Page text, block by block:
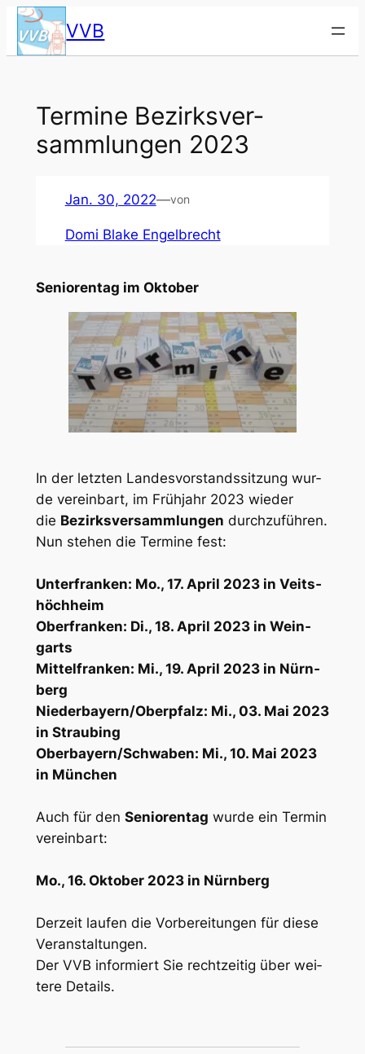
Zum
Inhalt
springen
VVB
Ter­mi­ne Bezirks­ver­
samm­lun­gen 2023
Jan. 30, 2022—von
Domi Blake Engelbrecht
Senio­ren­tag im Okto­ber
In der letz­ten Lan­des­vor­stands­sit­zung wur­
de ver­ein­bart, im Früh­jahr 2023 wie­der
die Bezirks­ver­samm­lun­gen durch­zu­füh­ren.
Nun ste­hen die Ter­mi­ne fest:
Unter­fran­ken: Mo., 17. April 2023 in Veits­
höch­heim
Ober­fran­ken: Di., 18. April 2023 in Wein­
garts
Mit­tel­fran­ken: Mi., 19. April 2023 in Nürn­
berg
Niederbayern/Oberpfalz: Mi., 03. Mai 2023
in Strau­bing
Oberbayern/Schwaben: Mi., 10. Mai 2023
in Mün­chen
Auch für den Senio­ren­tag wur­de ein Ter­min
ver­ein­bart:
Mo., 16. Okto­ber 2023 in Nürn­berg
Der­zeit lau­fen die Vor­be­rei­tun­gen für die­se
Ver­an­stal­tun­gen.
Der VVB infor­miert Sie recht­zei­tig über wei­
te­re Details.